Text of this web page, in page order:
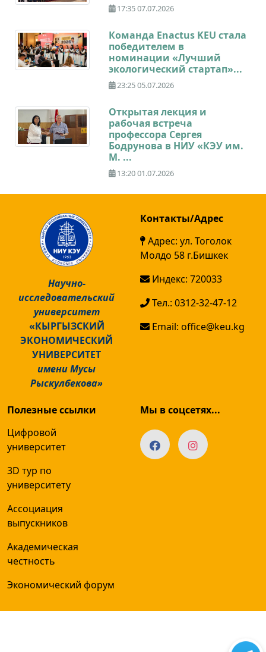
17:35 07.07.2026
Команда Enactus KEU стала
победителем в
номинации «Лучший
экологический стартап»...
23:25 05.07.2026
Открытая лекция и
рабочая встреча
профессора Сергея
Бодрунова в НИУ «КЭУ им.
М. ...
13:20 01.07.2026
Научно-
исследовательский
университет
«КЫРГЫЗСКИЙ
ЭКОНОМИЧЕСКИЙ
УНИВЕРСИТЕТ
имени Мусы
Рыскулбекова»
Контакты/Адрес
Адрес: ул. Тоголок
Молдо 58 г.Бишкек
Индекс: 720033
Тел.: 0312-32-47-12
Email: office@keu.kg
Полезные ссылки
Цифровой
университет
3D тур по
университету
Ассоциация
выпускников
Академическая
честность
Экономический форум
Мы в соцсетях...